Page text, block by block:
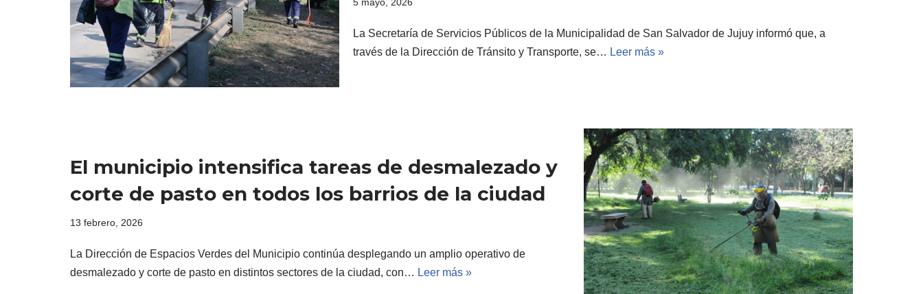
La Secretaría de Servicios Públicos de la Municipalidad de San Salvador de Jujuy informó que, a
través de la Dirección de Tránsito y Transporte, se… Leer más »
El municipio intensifica tareas de desmalezado y
corte de pasto en todos los barrios de la ciudad
13 febrero, 2026
La Dirección de Espacios Verdes del Municipio continúa desplegando un amplio operativo de
desmalezado y corte de pasto en distintos sectores de la ciudad, con… Leer más »